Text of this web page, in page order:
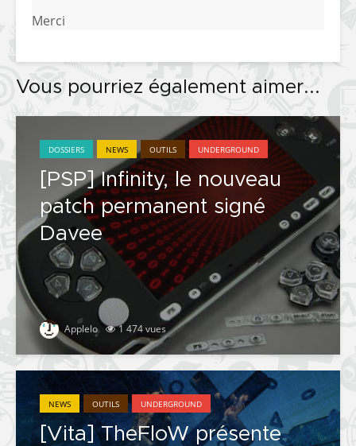
Merci
Vous pourriez également aimer...
DOSSIERS NEWS OUTILS UNDERGROUND
[PSP] Infinity, le nouveau
patch permanent signé
Davee
Applelo 1 474 vues
NEWS OUTILS UNDERGROUND
[Vita] TheFloW présente